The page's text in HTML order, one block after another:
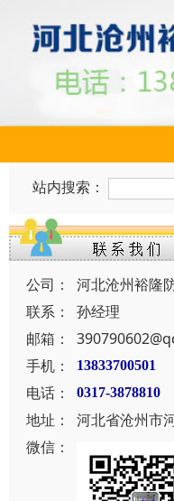
站内搜索：
公司：
河北沧州裕隆
联系：
孙经理
邮箱：
手机：
13833700501
电话： 0317-3878810
地址：
河北省沧州市
微信：